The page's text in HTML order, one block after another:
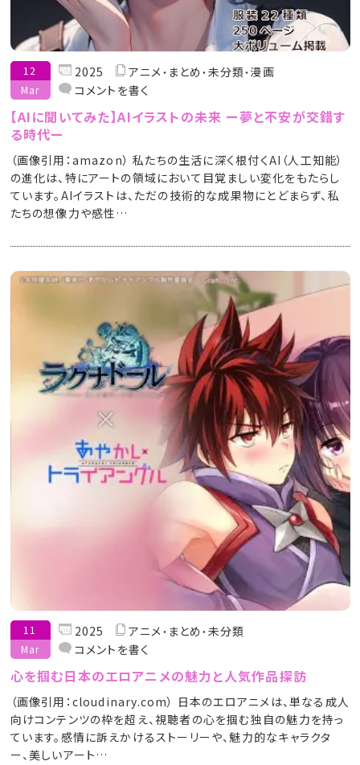
12
Mar
2025 アニメ まとめ 未分類 漫画
コメントを書く
【AIに聞いてみた】AIイラストの未来 ー夢と不安が交錯す
る時代ー
（画像引用：amazon） 私たちの生活に深く根付くAI（人工知能）
の進化は、特にアートの領域において目覚ましい変化をもたらし
ています。AIイラストは、ただの技術的な成果物にとどまらず、私
たちの想像力や感性…
11
Mar
2025 アニメ まとめ 未分類
コメントを書く
心を掴む日本のエロアニメの魅力と人気作品探訪
（画像引用：cloudinary.com） 日本のエロアニメは、単なる成人
向けコンテンツの枠を超え、視聴者の心を掴む独自の魅力を持っ
ています。感情に訴えかけるストーリーや、魅力的なキャラクタ
ー、美しいアート…